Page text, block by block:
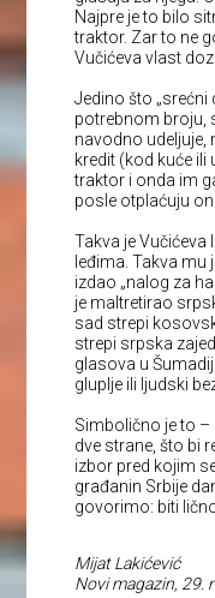
Najpre je to bilo
traktor. Zar to ne
Vučićeva vlast
Jedino što „srećni
potrebnom broju,
navodno udeljuje,
kredit (kod kuće
traktor i onda im
posle otplaćuju
Takva je
leđima. Takva mu
izdao „nalog za
je maltretirao
sad strepi
strepi srpska
glasova u
gluplje ili ljudski
Simbolično je to –
dve strane, što bi
izbor pred kojim
građanin Srbije
govorimo: biti
Mijat Lakićević
Novi magazin, 29.